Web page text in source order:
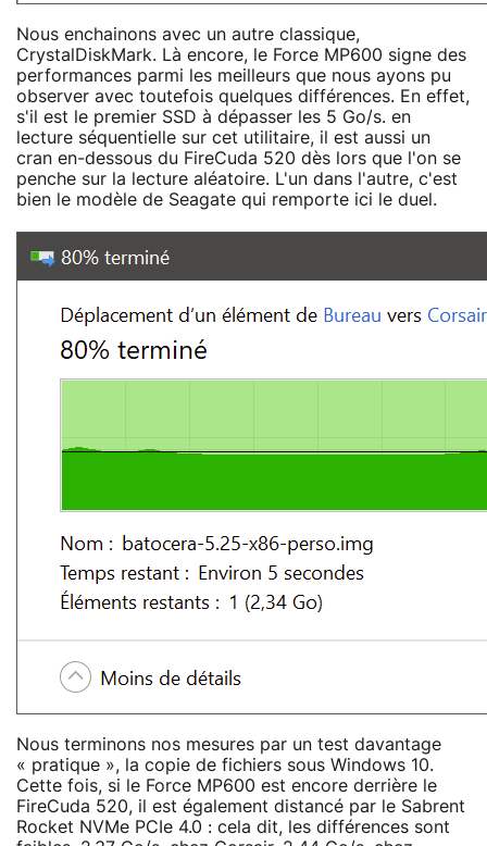
Nous enchainons avec un autre classique,
CrystalDiskMark. Là encore, le Force MP600 signe des
performances parmi les meilleurs que nous ayons pu
observer avec toutefois quelques différences. En effet,
s'il est le premier SSD à dépasser les 5 Go/s. en
lecture séquentielle sur cet utilitaire, il est aussi un
cran en-dessous du FireCuda 520 dès lors que l'on se
penche sur la lecture aléatoire. L'un dans l'autre, c'est
bien le modèle de Seagate qui remporte ici le duel.
Nous terminons nos mesures par un test davantage
« pratique », la copie de fichiers sous Windows 10.
Cette fois, si le Force MP600 est encore derrière le
FireCuda 520, il est également distancé par le Sabrent
Rocket NVMe PCIe 4.0 : cela dit, les différences sont